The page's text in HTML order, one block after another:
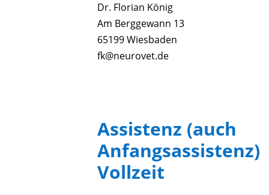
Dr. Florian König
Am Berggewann 13
65199 Wiesbaden
fk@neurovet.de
Assistenz (auch
Anfangsassistenz)
Vollzeit